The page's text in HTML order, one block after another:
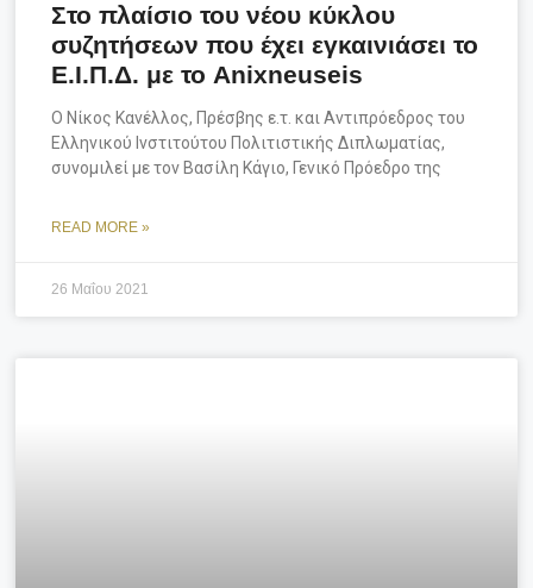
Στο πλαίσιο του νέου κύκλου
συζητήσεων που έχει εγκαινιάσει το
Ε.Ι.Π.Δ. με το Anixneuseis
Ο Νίκος Κανέλλος, Πρέσβης ε.τ. και Αντιπρόεδρος του
Ελληνικού Ινστιτούτου Πολιτιστικής Διπλωματίας,
συνομιλεί με τον Βασίλη Κάγιο, Γενικό Πρόεδρο της
READ MORE »
26 Μαΐου 2021